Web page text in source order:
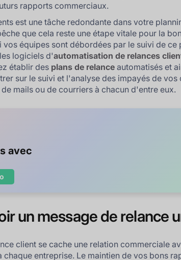
rapports commerciaux.
est une tâche redondante dans votre
que cela reste une étape vitale pour la
vos équipes sont débordées par le suivi de ce
logiciels d'automatisation de relances
établir des plans de relance automatisés et
sur le suivi et l'analyse des impayés de vos
mails ou de courriers à chacun d'entre eux.
avec
un message de relance
client se cache une relation commerciale
entreprise. Le maintien de vos bons